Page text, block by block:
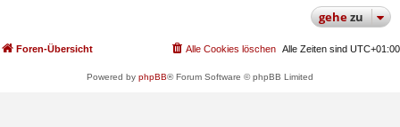
gehezu
Foren-Übersicht Alle Zeiten sind UTC+01:00
Alle Cookies löschen
Powered by phpBB® Forum Software © phpBB Limited